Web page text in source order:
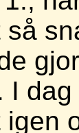
så
I
igen